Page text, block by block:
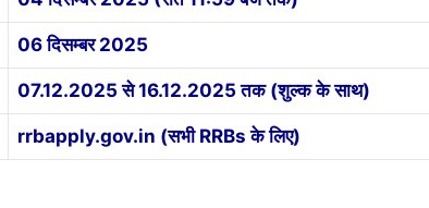
06 दिसम्बर 2025
07.12.2025 से 16.12.2025 तक (शुल्क के साथ)
rrbapply.gov.in (सभी RRBs के लिए)